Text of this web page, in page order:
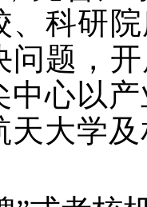
、科研
问题，
中心以
天大学